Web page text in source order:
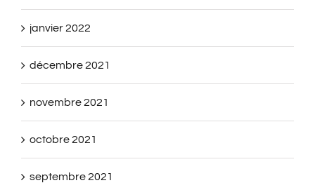
janvier 2022
décembre 2021
novembre 2021
octobre 2021
septembre 2021